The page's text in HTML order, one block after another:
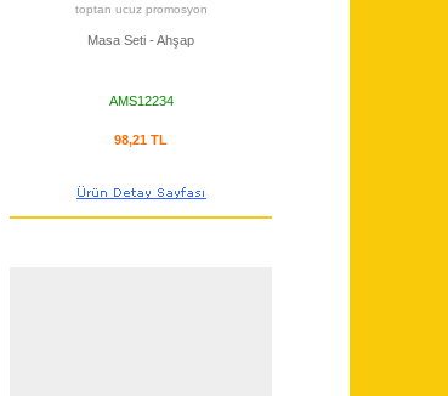
toptan ucuz promosyon
Masa Seti - Ahşap
AMS12234
98,21 TL